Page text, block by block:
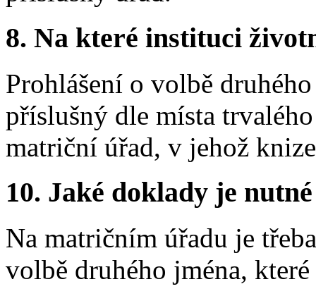
8. Na které instituci
Prohlášení o volbě
příslušný dle místa
matriční úřad, v jehož
10. Jaké doklady je
Na matričním úřadu je
volbě druhého jména,